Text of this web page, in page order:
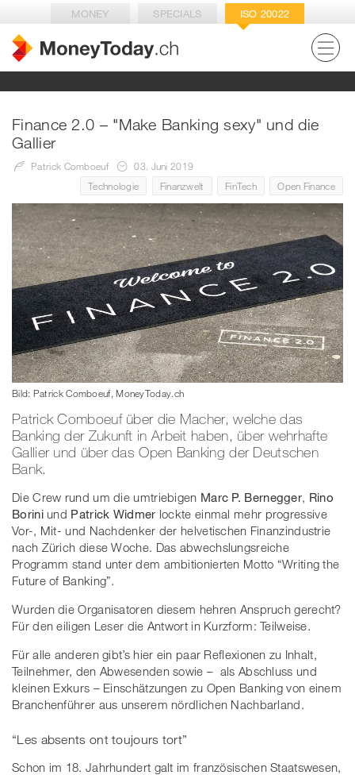
MONEY SPECIALS ISO 20022
Finance 2.0 – "Make Banking sexy" und die
Gallier
Patrick Comboeuf
03. Juni 2019
Technologie
Finanzwelt FinTech Open Finance
Bild: Patrick Comboeuf, MoneyToday.ch
Patrick Comboeuf über die Macher, welche das
Banking der Zukunft in Arbeit haben, über wehrhafte
Gallier und über das Open Banking der Deutschen
Bank.
Die Crew rund um die umtriebigen Marc P. Bernegger, Rino
Boriniund Patrick Widmer lockte einmal mehr progressive
Vor-, Mit- und Nachdenker der helvetischen Finanzindustrie
nach Zürich diese Woche. Das abwechslungsreiche
Programm stand unter dem ambitionierten Motto “Writing the
Future of Banking”.
Wurden die Organisatoren diesem hehren Anspruch gerecht?
Für den eiligen Leser die Antwort in Kurzform: Teilweise.
Für alle anderen gibt’s hier ein paar Reflexionen zu Inhalt,
Teilnehmer, den Abwesenden sowie – als Abschluss und
kleinen Exkurs – Einschätzungen zu Open Banking von einem
Branchenführer aus unserem nördlichen Nachbarland.
“Les absents ont toujours tort”
Schon im 18. Jahrhundert galt im französischen Staatswesen,